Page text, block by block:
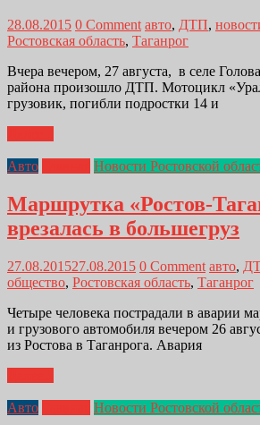
28.08.2015 0 Comment авто, ДТП,
Ростовская область, Таганрог
Вчера вечером, 27 августа, в селе
района произошло ДТП. Мотоцикл
грузовик, погибли подростки 14 и
Авто Новости Ростовской
Маршрутка «Ростов-
врезалась в большегруз
27.08.201527.08.2015 0 Comment авто,
общество, Ростовская область, Таганрог
Четыре человека пострадали в аварии
и грузового автомобиля вечером 26
из Ростова в Таганрога. Авария
Авто Новости Ростовской